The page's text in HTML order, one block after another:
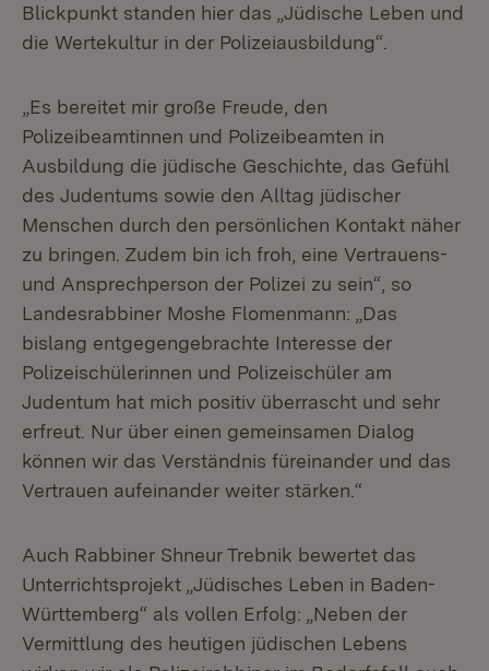
Blickpunkt standen hier das „Jüdische Leben und
die Wertekultur in der Polizeiausbildung“.
„Es bereitet mir große Freude, den
Polizeibeamtinnen und Polizeibeamten in
Ausbildung die jüdische Geschichte, das Gefühl
des Judentums sowie den Alltag jüdischer
Menschen durch den persönlichen Kontakt näher
zu bringen. Zudem bin ich froh, eine Vertrauens-
und Ansprechperson der Polizei zu sein“, so
Landesrabbiner Moshe Flomenmann: „Das
bislang entgegengebrachte Interesse der
Polizeischülerinnen und Polizeischüler am
Judentum hat mich positiv überrascht und sehr
erfreut. Nur über einen gemeinsamen Dialog
können wir das Verständnis füreinander und das
Vertrauen aufeinander weiter stärken.“
Auch Rabbiner Shneur Trebnik bewertet das
Unterrichtsprojekt „Jüdisches Leben in Baden-
Württemberg“ als vollen Erfolg: „Neben der
Vermittlung des heutigen jüdischen Lebens